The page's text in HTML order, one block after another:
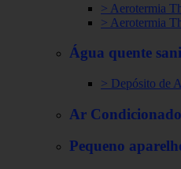
> Aerotermia
> Aerotermia
Água quente
> Depósito de
Ar
Pequeno